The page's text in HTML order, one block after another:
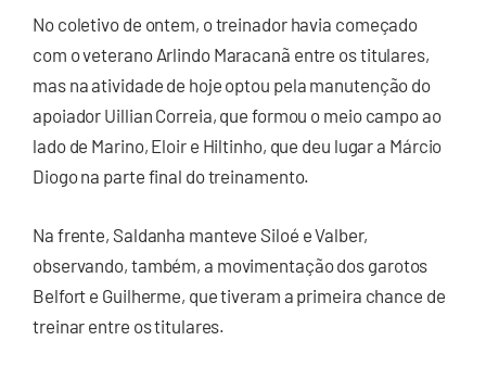
No coletivo de ontem, o treinador havia começado
com o veterano Arlindo Maracanã entre os titulares,
mas na atividade de hoje optou pela manutenção do
apoiador Uillian Correia, que formou o meio campo ao
lado de Marino, Eloir e Hiltinho, que deu lugar a Márcio
Diogo na parte final do treinamento.
Na frente, Saldanha manteve Siloé e Valber,
observando, também, a movimentação dos garotos
Belfort e Guilherme, que tiveram a primeira chance de
treinar entre os titulares.